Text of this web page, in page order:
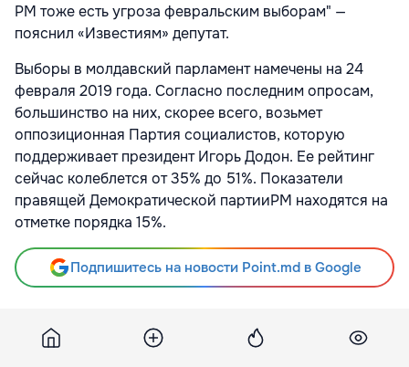
РМ тоже есть угроза февральским выборам" —
пояснил «Известиям» депутат.
Выборы в молдавский парламент намечены на 24
февраля 2019 года. Согласно последним опросам,
большинство на них, скорее всего, возьмет
оппозиционная Партия социалистов, которую
поддерживает президент Игорь Додон. Ее рейтинг
сейчас колеблется от 35% до 51%. Показатели
правящей Демократической партииРМ находятся на
отметке порядка 15%.
Подпишитесь на новости Point.md в Google
Источник Izvestia